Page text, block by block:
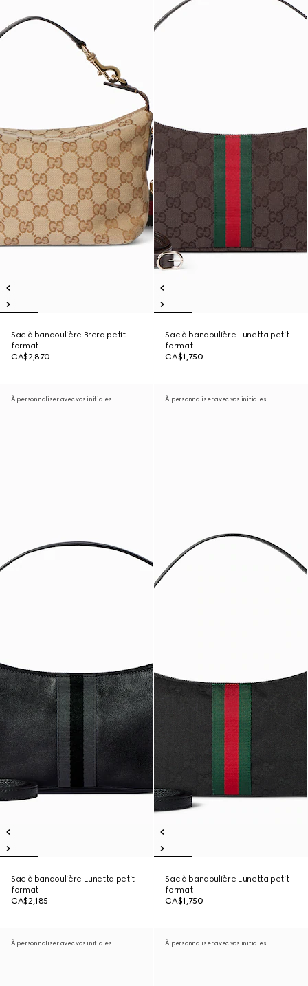
Sac à bandoulière Brera petit
format
CA$2,870
Sac à bandoulière Lunetta petit
format
CA$1,750
À personnaliser avec vos initiales
Sac à bandoulière Lunetta petit
format
CA$2,185
À personnaliser avec vos initiales
Sac à bandoulière Lunetta petit
format
CA$1,750
À personnaliser avec vos initiales À personnaliser avec vos initiales